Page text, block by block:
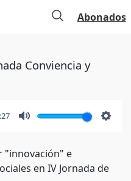
Abonados
Conviencia y
"innovación" e
en IV Jornada de